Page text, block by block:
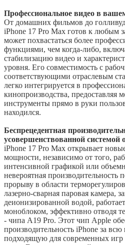
Профессиональное видео в
От домашних фильмов до
iPhone 17 Pro Max готов к любым
может похвастаться более
функциями, чем когда-либо,
стабилизацию видео и
уровня. Его совместимость с
соответствующими отраслевым
легко интегрируется в
кинопроизводства, предоставляя
инструменты прямо в руки
находился.
Беспрецедентная
усовершенствованной системой
iPhone 17 Pro Max открывает
мощности, независимо от того,
интенсивной графикой или
невероятная производительность
прорыву в области
лазерно-сварная паровая камера,
деионизированной водой,
моноблоком, эффективно отводя
- чипа A19 Pro. Этот чип Apple
производительность iPhone за
подходящую для современных игр